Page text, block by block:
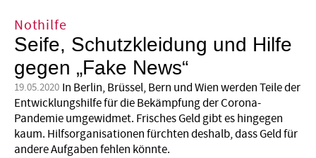
Nothilfe
Seife, Schutzkleidung und Hilfe
gegen „Fake News“
19.05.2020 In Berlin, Brüssel, Bern und Wien werden Teile der
Entwicklungshilfe für die Bekämpfung der Corona-
Pandemie umgewidmet. Frisches Geld gibt es hingegen
kaum. Hilfsorganisationen fürchten deshalb, dass Geld für
andere Aufgaben fehlen könnte.